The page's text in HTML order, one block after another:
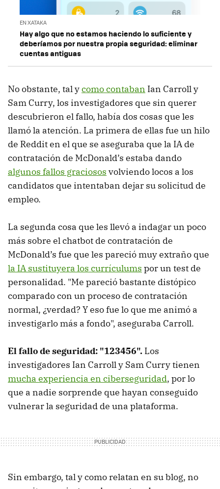
EN XATAKA
Hay algo que no estamos haciendo lo suficiente y
deberíamos por nuestra propia seguridad: eliminar
cuentas antiguas
No obstante, tal ycomo contaban Ian Carroll y
Sam Curry, los investigadores que sin querer
descubrieron el fallo, había dos cosas que les
llamó la atención. La primera de ellas fue un hilo
de Reddit en el que se aseguraba que la IA de
contratación de McDonald’s estaba dando
algunos fallos graciosos volviendo locos a los
candidatos que intentaban dejar su solicitud de
empleo.
La segunda cosa que les llevó a indagar un poco
más sobre el chatbot de contratación de
McDonald’s fue que les pareció muy extraño que
la IA sustituyera los currículums por un test de
personalidad. "Me pareció bastante distópico
comparado con un proceso de contratación
normal, ¿verdad? Y eso fue lo que me animó a
investigarlo más a fondo", aseguraba Carroll.
El fallo de seguridad: "123456". Los
investigadores Ian Carroll y Sam Curry tienen
mucha experiencia en ciberseguridad, por lo
que a nadie sorprende que hayan conseguido
vulnerar la seguridad de una plataforma.
Sin embargo, tal y como relatan en su blog, no